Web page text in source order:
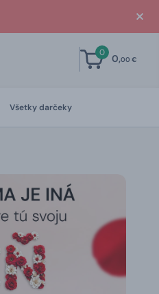
0 0,00 €
Všetky darčeky